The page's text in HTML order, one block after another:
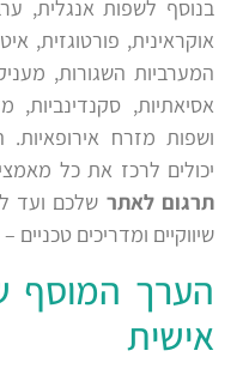
בנוסף לשפות אנגלית,
אוקראינית, פורטוגזית,
המערביות השגורות,
אסיאתיות, סקנדינביות,
ושפות מזרח
יכולים לרכז את כל
תרגום לאתר שלכם ועד
שיווקיים ומדריכים
הערך המוסף
אישית